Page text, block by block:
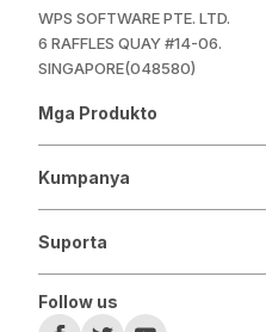
WPS SOFTWARE PTE. LTD.
6 RAFFLES QUAY #14-06.
SINGAPORE(048580)
Mga Produkto
Kumpanya
Suporta
Follow us